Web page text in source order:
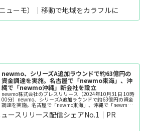
ューモ）｜移動で地域をカラフルに
newmo、シリーズA追加ラウンドで約63億円の
資金調達を実施。名古屋で「newmo東海」、沖
縄で「newmo沖縄」新会社を設立
newmo株式会社のプレスリリース（2024年10月31日 10時
00分）newmo、シリーズA追加ラウンドで約63億円の資金
調達を実施。名古屋で「newmo東海」、沖縄で「newmo
沖縄」新会社を設立
ースリリース配信シェアNo.1｜PR